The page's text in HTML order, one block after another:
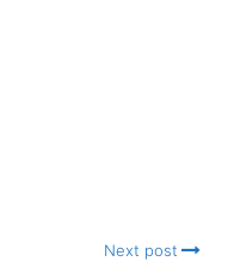
Next post